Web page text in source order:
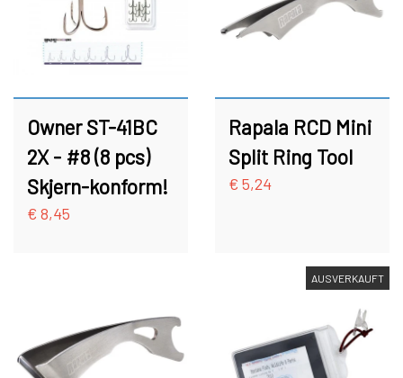
Owner ST-41BC
2X - #8 (8 pcs)
Skjern-konform!
€ 8,45
Rapala RCD Mini
Split Ring Tool
€ 5,24
AUSVERKAUFT